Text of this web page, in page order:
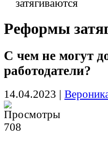
Реформы
С чем не могут
работодатели?
14.04.2023 |
708